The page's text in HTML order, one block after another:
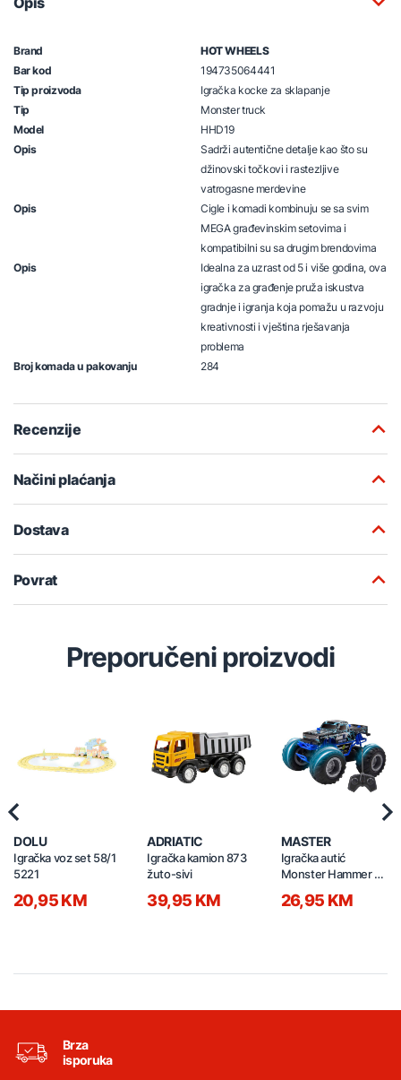
Brand
HOT WHEELS
Bar kod
194735064441
Tip proizvoda
Igračka kocke za sklapanje
Tip
Monster truck
Model
HHD19
Opis
Sadrži autentične detalje kao što su
džinovski točkovi i rastezljive
vatrogasne merdevine
Opis
Cigle i komadi kombinuju se sa svim
MEGA građevinskim setovima i
kompatibilni su sa drugim brendovima
Opis
Idealna za uzrast od 5 i više godina, ova
igračka za građenje pruža iskustva
gradnje i igranja koja pomažu u razvoju
kreativnosti i vještina rješavanja
problema
Broj komada u pakovanju
284
Recenzije
Načini plaćanja
Dostava
Povrat
Preporučeni proizvodi
DOLU
Igračka voz set 58/1
5221
20,95 KM
ADRIATIC
Igračka kamion 873
žuto-sivi
39,95 KM
MASTER
Igračka autić
Monster Hammer na
21790029
26,95 KM
Brza
isporuka